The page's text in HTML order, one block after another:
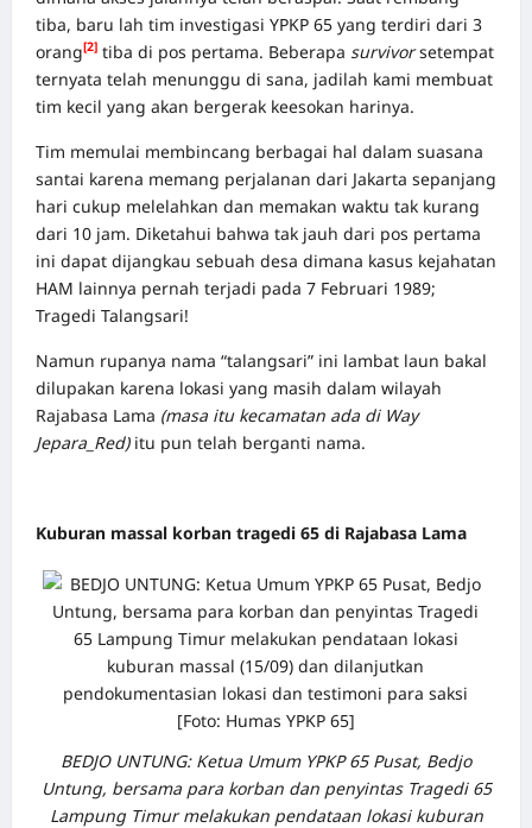
tiba, baru lah tim investigasi YPKP 65 yang terdiri dari 3
orang[2] tiba di pos pertama. Beberapa survivorsetempat
ternyata telah menunggu di sana, jadilah kami membuat
tim kecil yang akan bergerak keesokan harinya.
Tim memulai membincang berbagai hal dalam suasana
santai karena memang perjalanan dari Jakarta sepanjang
hari cukup melelahkan dan memakan waktu tak kurang
dari 10 jam. Diketahui bahwa tak jauh dari pos pertama
ini dapat dijangkau sebuah desa dimana kasus kejahatan
HAM lainnya pernah terjadi pada 7 Februari 1989;
Tragedi Talangsari!
Namun rupanya nama “talangsari” ini lambat laun bakal
dilupakan karena lokasi yang masih dalam wilayah
Rajabasa Lama (masa itu kecamatan ada di Way
Jepara_Red)itu pun telah berganti nama.
Kuburan massal korban tragedi 65 di Rajabasa Lama
BEDJO UNTUNG: Ketua Umum YPKP 65 Pusat, Bedjo
Untung, bersama para korban dan penyintas Tragedi 65
Lampung Timur melakukan pendataan lokasi kuburan